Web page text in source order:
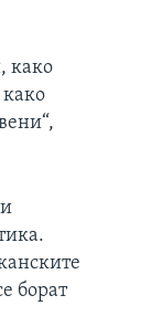
како
борат